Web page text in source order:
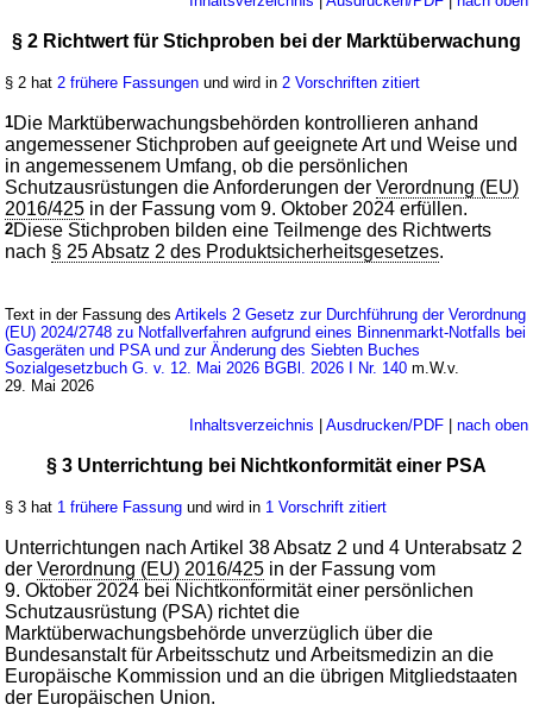
§ 2 Richtwert für Stichproben bei der Marktüberwachung
§ 2 hat 2 frühere Fassungen und wird in 2 Vorschriften zitiert
1Die Marktüberwachungsbehörden kontrollieren anhand
angemessener Stichproben auf geeignete Art und Weise und
in angemessenem Umfang, ob die persönlichen
Schutzausrüstungen die Anforderungen derVerordnung (EU)
2016/425 in der Fassung vom 9. Oktober 2024 erfüllen.
2Diese Stichproben bilden eine Teilmenge des Richtwerts
nach § 25 Absatz 2 des Produktsicherheitsgesetzes.
Text in der Fassung desArtikels 2 Gesetz zur Durchführung der Verordnung
(EU) 2024/2748 zu Notfallverfahren aufgrund eines Binnenmarkt-Notfalls bei
Gasgeräten und PSA und zur Änderung des Siebten Buches
Sozialgesetzbuch G. v. 12. Mai 2026 BGBl. 2026 I Nr. 140 m.W.v.
29. Mai 2026
Inhaltsverzeichnis | Ausdrucken/PDF| nach oben
§ 3 Unterrichtung bei Nichtkonformität einer PSA
§ 3 hat 1 frühere Fassung und wird in 1 Vorschrift zitiert
Unterrichtungen nach Artikel 38 Absatz 2 und 4 Unterabsatz 2
derVerordnung (EU) 2016/425 in der Fassung vom
9. Oktober 2024 bei Nichtkonformität einer persönlichen
Schutzausrüstung (PSA) richtet die
Marktüberwachungsbehörde unverzüglich über die
Bundesanstalt für Arbeitsschutz und Arbeitsmedizin an die
Europäische Kommission und an die übrigen Mitgliedstaaten
der Europäischen Union.